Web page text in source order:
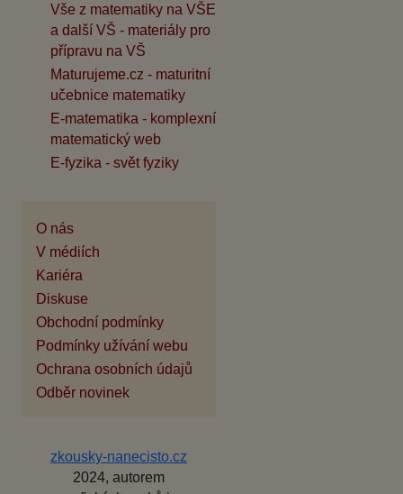
Vše z matematiky na VŠE
a další VŠ - materiály pro
přípravu na VŠ
Maturujeme.cz - maturitní
učebnice matematiky
E-matematika - komplexní
matematický web
E-fyzika - svět fyziky
O nás
V médiích
Kariéra
Diskuse
Obchodní podmínky
Podmínky užívání webu
Ochrana osobních údajů
Odběr novinek
zkousky-nanecisto.cz
2024, autorem